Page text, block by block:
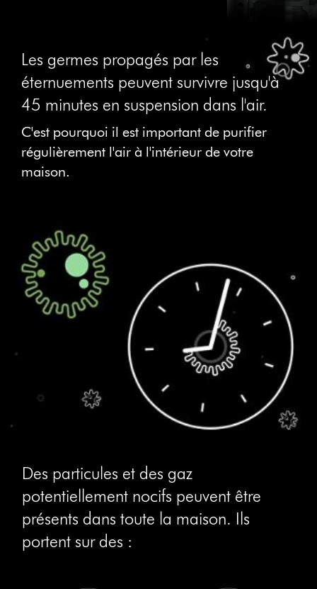
Les germes propagés par les
éternuements peuvent survivre jusqu'à
45 minutes en suspension dans l'air.
C'est pourquoi il est important de purifier
régulièrement l'air à l'intérieur de votre
maison.
Des particules et des gaz
potentiellement nocifs peuvent être
présents dans toute la maison. Ils
portent sur des :